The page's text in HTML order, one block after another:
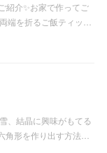
紹介✨お家で作ってご
端を折るご飯ティッ…
、結晶に興味がもてる
角形を作り出す方法…